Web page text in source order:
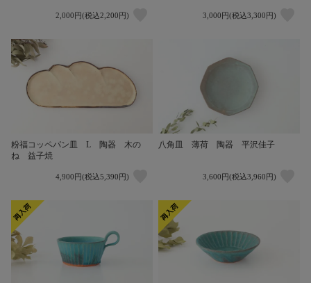
2,000円(税込2,200円) 3,000円(税込3,300円)
粉福コッペパン皿 L 陶器 木の
ね 益子焼
4,900円(税込5,390円)
八角皿 薄荷 陶器 平沢佳子
3,600円(税込3,960円)